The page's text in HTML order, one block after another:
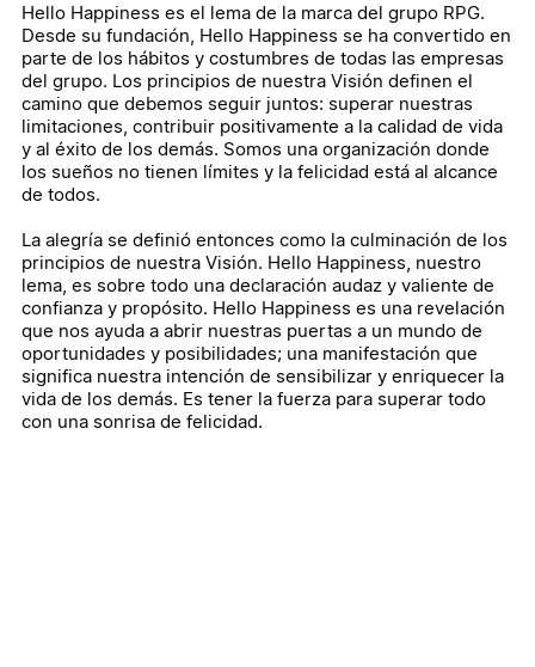
Hello Happiness es el lema de la marca del grupo RPG.
Desde su fundación, Hello Happiness se ha convertido en
parte de los hábitos y costumbres de todas las empresas
del grupo. Los principios de nuestra Visión definen el
camino que debemos seguir juntos: superar nuestras
limitaciones, contribuir positivamente a la calidad de vida
y al éxito de los demás. Somos una organización donde
los sueños no tienen límites y la felicidad está al alcance
de todos.
La alegría se definió entonces como la culminación de los
principios de nuestra Visión. Hello Happiness, nuestro
lema, es sobre todo una declaración audaz y valiente de
confianza y propósito. Hello Happiness es una revelación
que nos ayuda a abrir nuestras puertas a un mundo de
oportunidades y posibilidades; una manifestación que
significa nuestra intención de sensibilizar y enriquecer la
vida de los demás. Es tener la fuerza para superar todo
con una sonrisa de felicidad.